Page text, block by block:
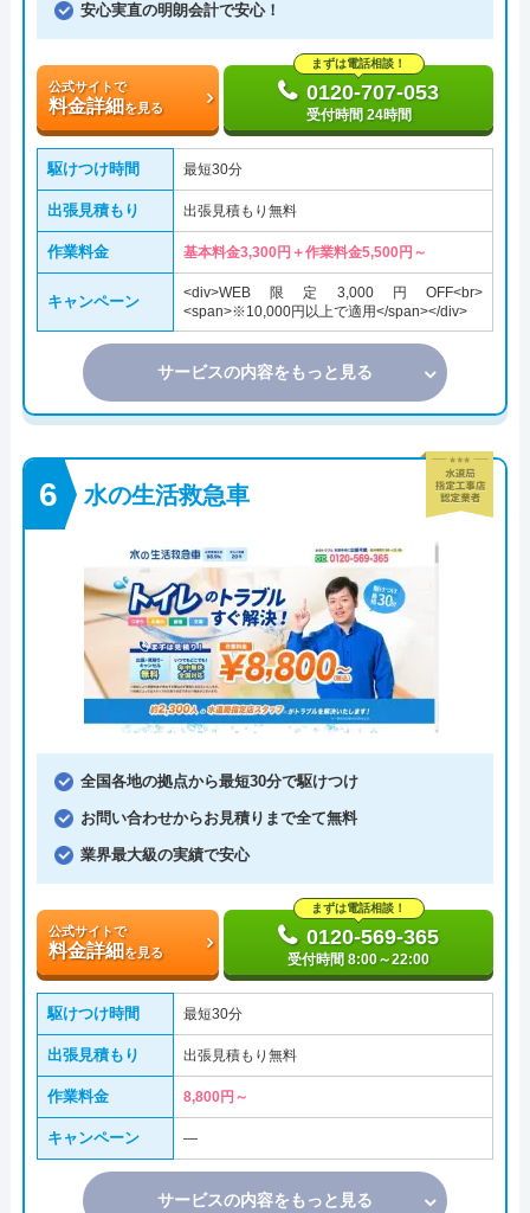
安心実直の明朗会計で安心！
公式サイトで
料金詳細を見る
まずは電話相談！
0120-707-053
受付時間 24時間
駆けつけ時間 最短30分
出張見積もり 出張見積もり無料
作業料金 基本料金3,300円＋作業料金5,500円～
キャンペーン
<div>WEB限定3,000円OFF<br>
<span>※10,000円以上で適用</span></div>
サービスの内容をもっと見る
水の生活救急車
全国各地の拠点から最短30分で駆けつけ
お問い合わせからお見積りまで全て無料
業界最大級の実績で安心
公式サイトで
料金詳細を見る
まずは電話相談！
0120-569-365
受付時間 8:00～22:00
駆けつけ時間 最短30分
出張見積もり 出張見積もり無料
作業料金 8,800円～
キャンペーン ―
サービスの内容をもっと見る